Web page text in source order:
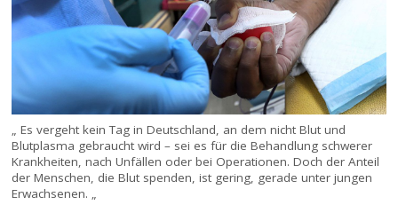
„ Es vergeht kein Tag in Deutschland, an dem nicht Blut und
Blutplasma gebraucht wird – sei es für die Behandlung schwerer
Krankheiten, nach Unfällen oder bei Operationen. Doch der Anteil
der Menschen, die Blut spenden, ist gering, gerade unter jungen
Erwachsenen. „